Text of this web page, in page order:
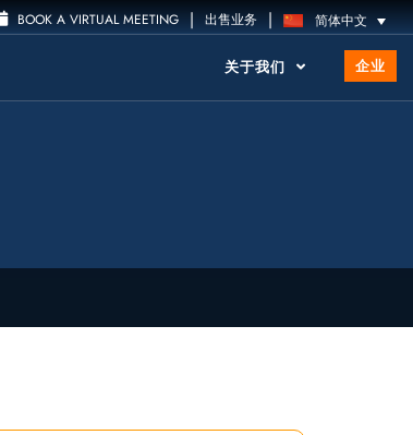
BOOK A VIRTUAL MEETING | 出售业务 | 简体中文
关于我们 企业